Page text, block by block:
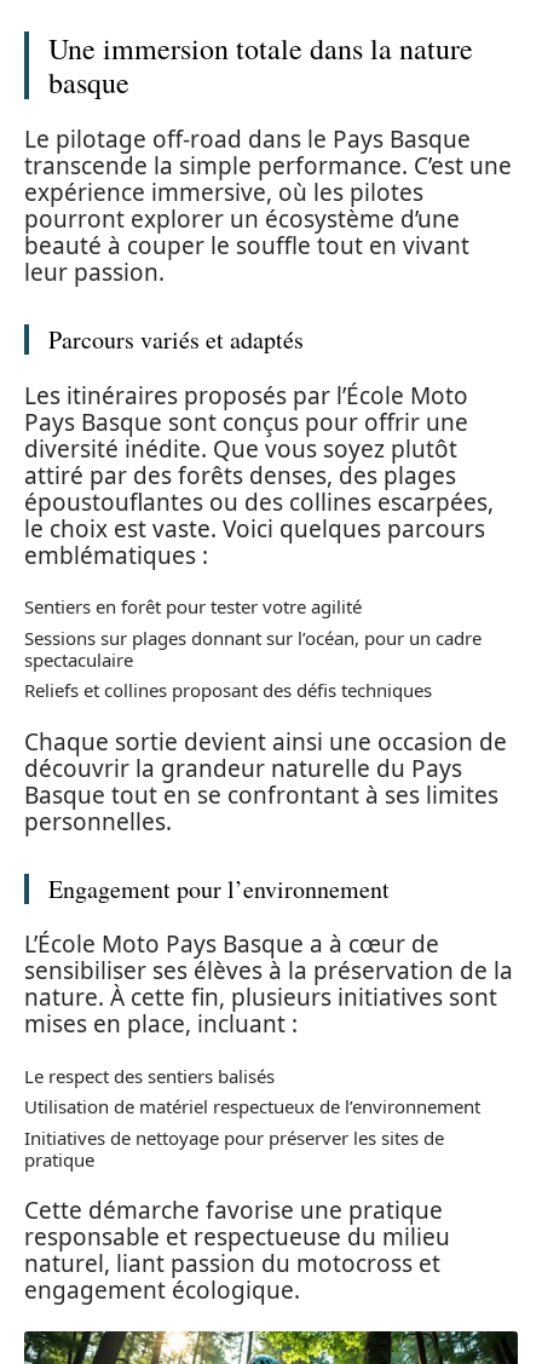
Une immersion totale dans la nature
basque
Le pilotage off-road dans le Pays Basque
transcende la simple performance. C’est une
expérience immersive, où les pilotes
pourront explorer un écosystème d’une
beauté à couper le souffle tout en vivant
leur passion.
Parcours variés et adaptés
Les itinéraires proposés par l’École Moto
Pays Basque sont conçus pour offrir une
diversité inédite. Que vous soyez plutôt
attiré par des forêts denses, des plages
époustouflantes ou des collines escarpées,
le choix est vaste. Voici quelques parcours
emblématiques :
Sentiers en forêt pour tester votre agilité
Sessions sur plages donnant sur l’océan, pour un cadre
spectaculaire
Reliefs et collines proposant des défis techniques
Chaque sortie devient ainsi une occasion de
découvrir la grandeur naturelle du Pays
Basque tout en se confrontant à ses limites
personnelles.
Engagement pour l’environnement
L’École Moto Pays Basque a à cœur de
sensibiliser ses élèves à la préservation de la
nature. À cette fin, plusieurs initiatives sont
mises en place, incluant :
Le respect des sentiers balisés
Utilisation de matériel respectueux de l’environnement
Initiatives de nettoyage pour préserver les sites de
pratique
Cette démarche favorise une pratique
responsable et respectueuse du milieu
naturel, liant passion du motocross et
engagement écologique.